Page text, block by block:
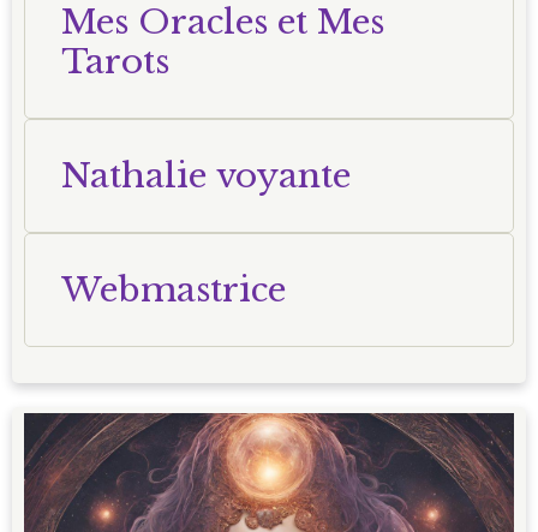
Mes Oracles et Mes
Tarots
Nathalie voyante
Webmastrice